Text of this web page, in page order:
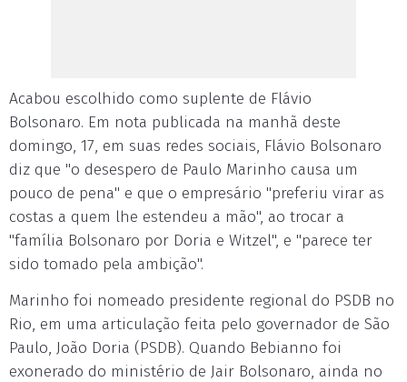
Acabou escolhido como suplente de Flávio
Bolsonaro. Em nota publicada na manhã deste
domingo, 17, em suas redes sociais, Flávio Bolsonaro
diz que "o desespero de Paulo Marinho causa um
pouco de pena" e que o empresário "preferiu virar as
costas a quem lhe estendeu a mão", ao trocar a
"família Bolsonaro por Doria e Witzel", e "parece ter
sido tomado pela ambição".
Marinho foi nomeado presidente regional do PSDB no
Rio, em uma articulação feita pelo governador de São
Paulo, João Doria (PSDB). Quando Bebianno foi
exonerado do ministério de Jair Bolsonaro, ainda no